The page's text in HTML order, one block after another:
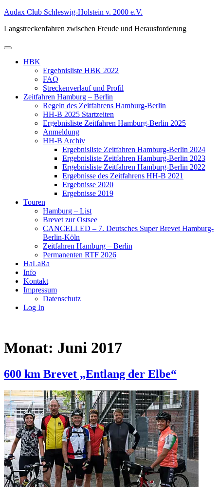
Zum
springen
Audax Club Schleswig-Holstein v. 2000 e.V.
Langstreckenfahren zwischen Freude und Herausforderung
Primäres
HBK
Ergebnisliste HBK 2022
FAQ
Streckenverlauf und Profil
Zeitfahren Hamburg – Berlin
Regeln des Zeitfahrens Hamburg-Berlin
HH-B 2025 Startzeiten
Ergebnisliste Zeitfahren Hamburg-Berlin 2025
Anmeldung
HH-B Archiv
Ergebnisliste Zeitfahren Hamburg-Berlin 2024
Ergebnisliste Zeitfahren Hamburg-Berlin 2023
Ergebnisliste Zeitfahren Hamburg-Berlin 2022
Ergebnisse des Zeitfahrens HH-B 2021
Ergebnisse 2020
Ergebnisse 2019
Touren
Hamburg – List
Brevet zur Ostsee
CANCELLED – 7. Deutsches Super Brevet Hamburg-
Berlin-Köln
Zeitfahren Hamburg – Berlin
Permanenten RTF 2026
HaLaRa
Info
Kontakt
Impressum
Datenschutz
Log In
Monat: Juni 2017
600 km Brevet „Entlang der Elbe“